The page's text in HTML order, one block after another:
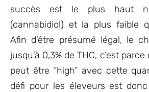
succès est le plus haut
(cannabidiol) et la plus faible
Afin d’être présumé légal, le
jusqu’à 0,3% de THC, c’est
peut être “high” avec cette
défi pour les éleveurs est